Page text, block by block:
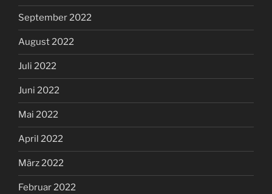
September 2022
August 2022
Juli 2022
Juni 2022
Mai 2022
April 2022
März 2022
Februar 2022